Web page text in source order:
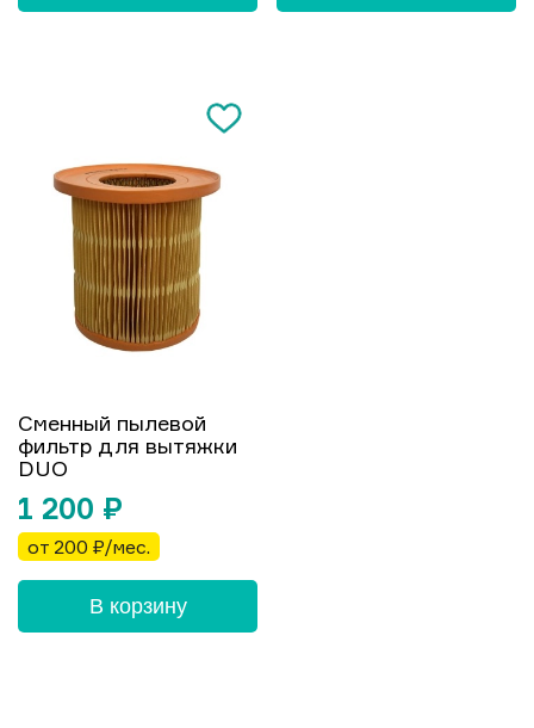
Сменный пылевой
фильтр для вытяжки
DUO
1 200 ₽
от 200 ₽/мес.
В корзину